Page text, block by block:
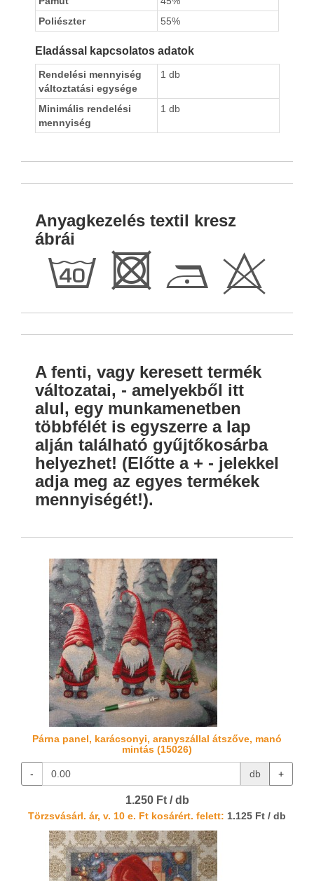
Poliészter
55%
Eladással kapcsolatos adatok
Rendelési mennyiség
változtatási egysége
1 db
Minimális rendelési
mennyiség
1 db
Anyagkezelés textil kresz
ábrái
h R D H
A fenti, vagy keresett termék
változatai, - amelyekből itt
alul, egy munkamenetben
többfélét is egyszerre a lap
alján található gyűjtőkosárba
helyezhet! (Előtte a + - jelekkel
adja meg az egyes termékek
mennyiségét!).
Párna panel, karácsonyi, aranyszállal átszőve, manó
mintás (15026)
- db +
1.250 Ft / db
Törzsvásárl. ár, v. 10 e. Ft kosárért. felett: 1.125 Ft / db